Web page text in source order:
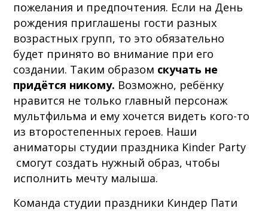
пожелания и предпочтения. Если на День
рождения приглашены гости разных
возрастных групп, то это обязательно
будет принято во внимание при его
создании. Таким образом скучать не
придётся никому. Возможно, ребёнку
нравится не только главный персонаж
мультфильма и ему хочется видеть кого-то
из второстепенных героев. Наши
аниматоры студии праздника Kinder Party
смогут создать нужный образ, чтобы
исполнить мечту малыша.
Команда студии праздники Киндер Пати